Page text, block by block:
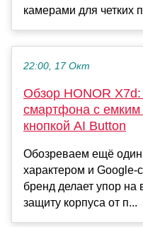
камерами для четких
22:00, 17 Окт
Обзор HONOR X7d:
смартфона с емким
кнопкой AI Button
Обозреваем ещё
характером и Google-
бренд делает упор на
защиту корпуса от п...